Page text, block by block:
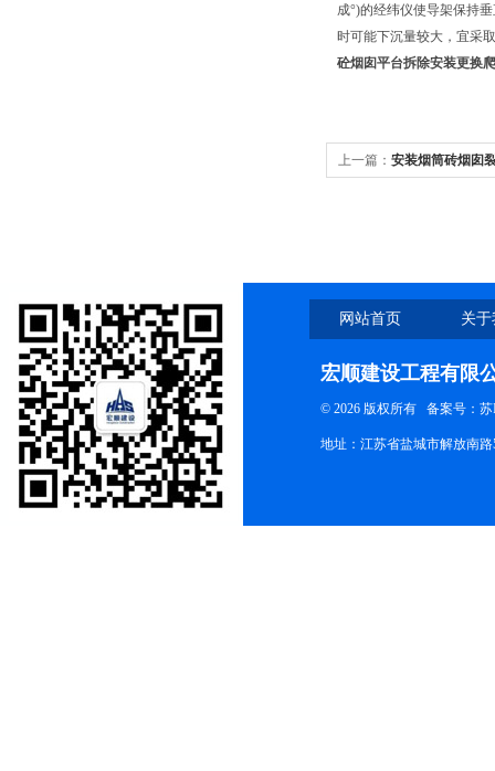
成°)的经纬仪使导架保持
时可能下沉量较大，宜采
砼烟囱平台拆除安装更换
上一篇： 安装烟筒砖烟囱
网站首页 关
宏顺建设工程有限
© 2026 版权所有 备案号：苏
地址：江苏省盐城市解放南